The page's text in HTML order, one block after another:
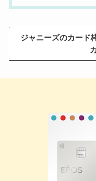
ジャニーズのカード